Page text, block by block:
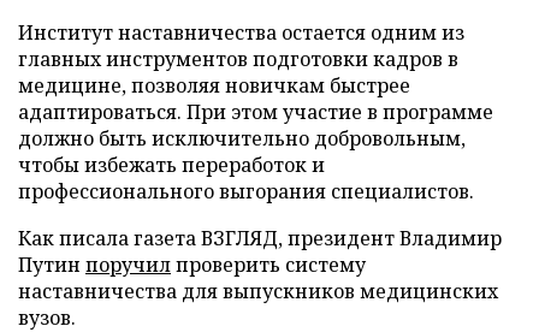
Институт наставничества остается одним из
главных инструментов подготовки кадров в
медицине, позволяя новичкам быстрее
адаптироваться. При этом участие в программе
должно быть исключительно добровольным,
чтобы избежать переработок и
профессионального выгорания специалистов.
Как писала газета ВЗГЛЯД, президент Владимир
Путин поручилпроверить систему
наставничества для выпускников медицинских
вузов.